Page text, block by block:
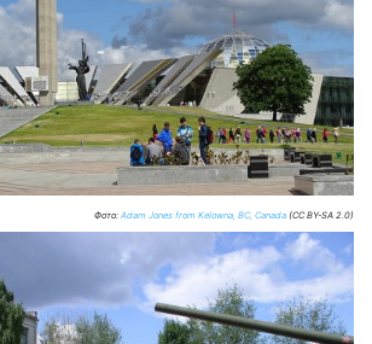
Фото: Adam Jones from Kelowna, BC, Canada (CC BY-SA 2.0)